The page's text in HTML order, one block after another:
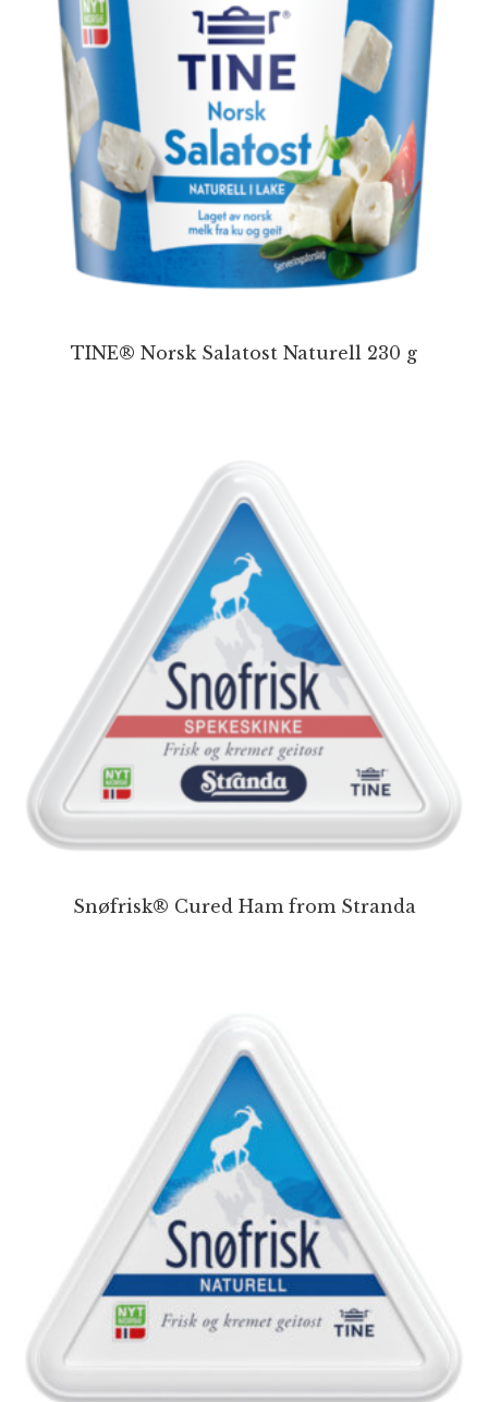
TINE® Norsk Salatost Naturell 230 g
Snøfrisk® Cured Ham from Stranda